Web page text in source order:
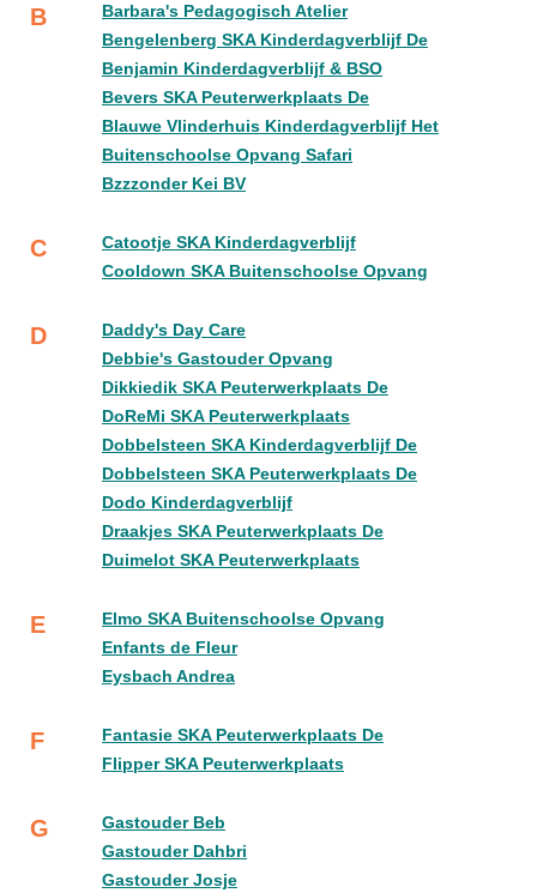
B
Barbara's Pedagogisch Atelier
Bengelenberg SKA Kinderdagverblijf De
Benjamin Kinderdagverblijf & BSO
Bevers SKA Peuterwerkplaats De
Blauwe Vlinderhuis Kinderdagverblijf Het
Buitenschoolse Opvang Safari
Bzzzonder Kei BV
C
Catootje SKA Kinderdagverblijf
Cooldown SKA Buitenschoolse Opvang
D
Daddy's Day Care
Debbie's Gastouder Opvang
Dikkiedik SKA Peuterwerkplaats De
DoReMi SKA Peuterwerkplaats
Dobbelsteen SKA Kinderdagverblijf De
Dobbelsteen SKA Peuterwerkplaats De
Dodo Kinderdagverblijf
Draakjes SKA Peuterwerkplaats De
Duimelot SKA Peuterwerkplaats
E
Elmo SKA Buitenschoolse Opvang
Enfants de Fleur
Eysbach Andrea
F
Fantasie SKA Peuterwerkplaats De
Flipper SKA Peuterwerkplaats
G
Gastouder Beb
Gastouder Dahbri
Gastouder Josje